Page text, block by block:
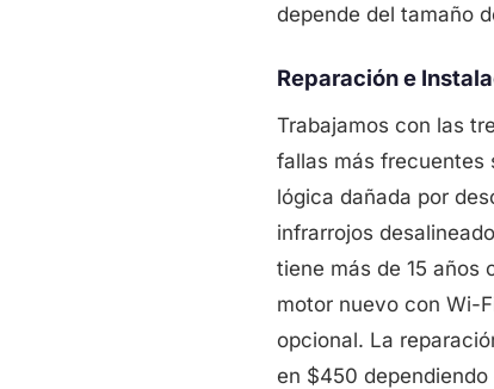
depende del tamaño
Reparación e
Trabajamos con las
fallas más frecuentes
lógica dañada por
infrarrojos
tiene más de 15 años
motor nuevo con Wi-
opcional. La
en $450